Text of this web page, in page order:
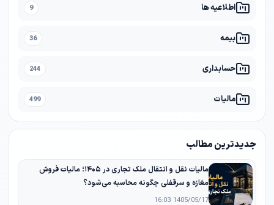
اطلاعیه ها 9
بیمه 36
حسابداری 244
مالیات 499
جدیدترین مطالب
مالیات نقل و انتقال ملک تجاری در ۱۴۰۵؛ مالیات فروش
مغازه و سرقفلی چگونه محاسبه می‌شود؟
1405/05/17 16:03